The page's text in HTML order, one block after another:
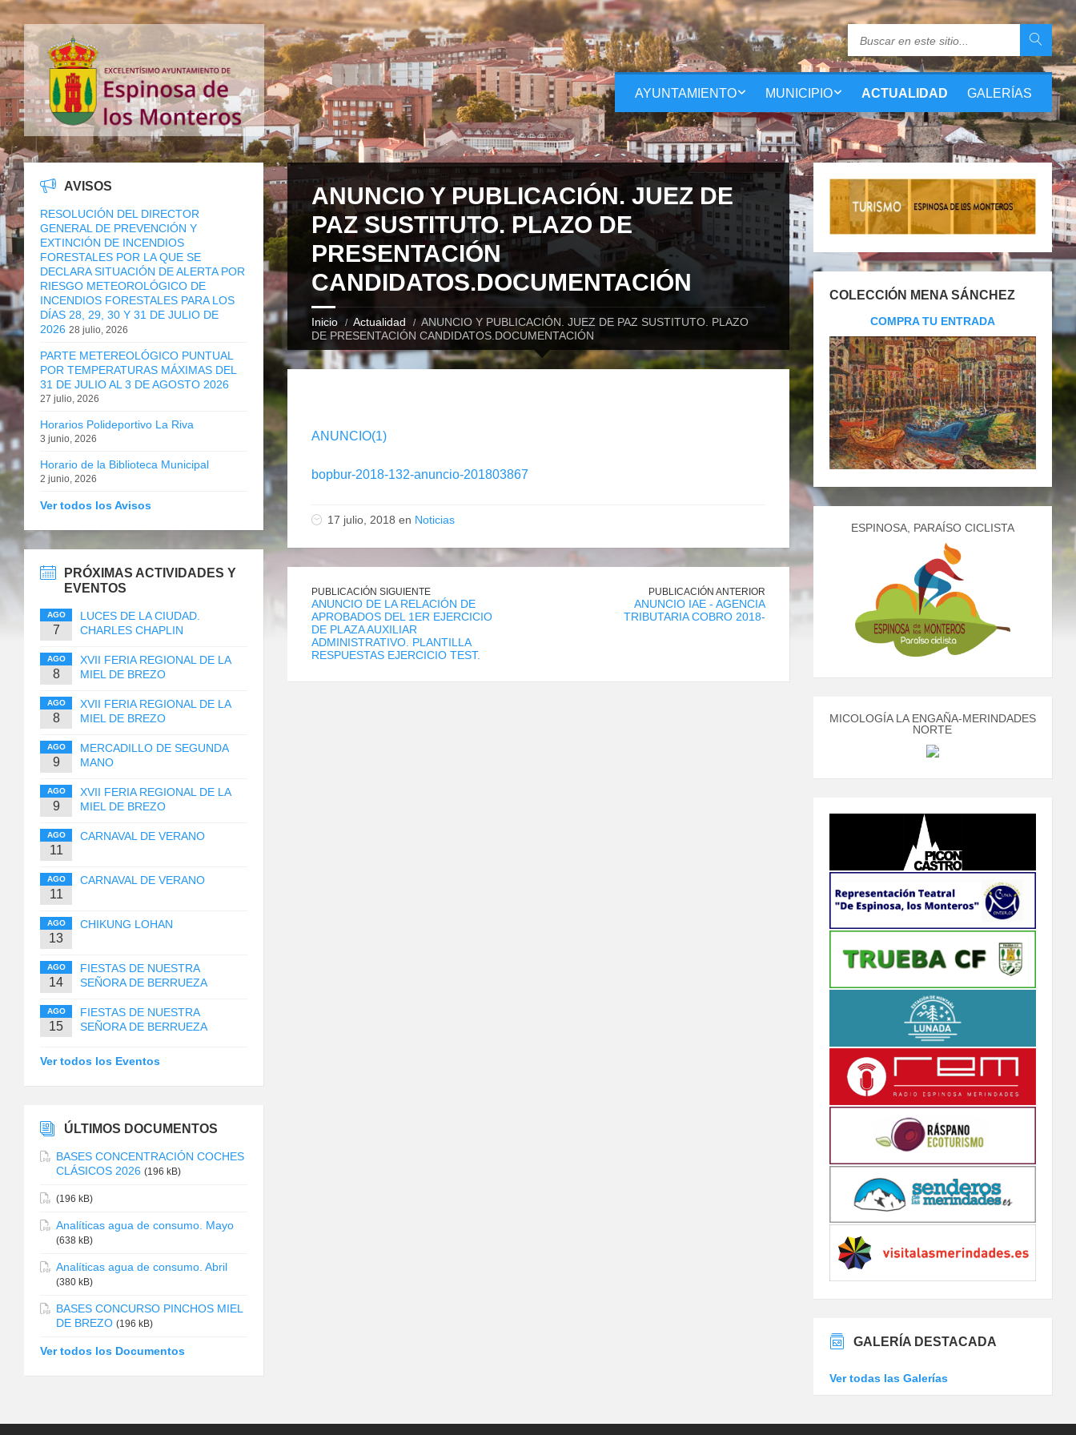
AYUNTAMIENTO MUNICIPIO ACTUALIDAD GALERÍAS
ANUNCIO Y PUBLICACIÓN. JUEZ DE
PAZ SUSTITUTO. PLAZO DE
PRESENTACIÓN
CANDIDATOS.DOCUMENTACIÓN
Inicio Actualidad
ANUNCIO Y PUBLICACIÓN. JUEZ DE PAZ SUSTITUTO. PLAZO
DE PRESENTACIÓN CANDIDATOS.DOCUMENTACIÓN
ANUNCIO(1)
bopbur-2018-132-anuncio-201803867
17 julio, 2018 en Noticias
PUBLICACIÓN SIGUIENTE
ANUNCIO DE LA RELACIÓN DE
APROBADOS DEL 1ER EJERCICIO
DE PLAZA AUXILIAR
ADMINISTRATIVO. PLANTILLA
RESPUESTAS EJERCICIO TEST.
PUBLICACIÓN ANTERIOR
ANUNCIO IAE - AGENCIA
TRIBUTARIA COBRO 2018-
AVISOS
RESOLUCIÓN DEL DIRECTOR
GENERAL DE PREVENCIÓN Y
EXTINCIÓN DE INCENDIOS
FORESTALES POR LA QUE SE
DECLARA SITUACIÓN DE ALERTA POR
RIESGO METEOROLÓGICO DE
INCENDIOS FORESTALES PARA LOS
DÍAS 28, 29, 30 Y 31 DE JULIO DE
2026 28 julio, 2026
PARTE METEREOLÓGICO PUNTUAL
POR TEMPERATURAS MÁXIMAS DEL
31 DE JULIO AL 3 DE AGOSTO 2026
27 julio, 2026
Horarios Polideportivo La Riva
3 junio, 2026
Horario de la Biblioteca Municipal
2 junio, 2026
Ver todos los Avisos
PRÓXIMAS ACTIVIDADES Y
EVENTOS
AGO
7
LUCES DE LA CIUDAD.
CHARLES CHAPLIN
AGO
8
XVII FERIA REGIONAL DE LA
MIEL DE BREZO
AGO
8
XVII FERIA REGIONAL DE LA
MIEL DE BREZO
AGO
9
MERCADILLO DE SEGUNDA
MANO
AGO
9
XVII FERIA REGIONAL DE LA
MIEL DE BREZO
AGO
11
CARNAVAL DE VERANO
AGO
11
CARNAVAL DE VERANO
AGO
13
CHIKUNG LOHAN
AGO
14
FIESTAS DE NUESTRA
SEÑORA DE BERRUEZA
AGO
15
FIESTAS DE NUESTRA
SEÑORA DE BERRUEZA
Ver todos los Eventos
ÚLTIMOS DOCUMENTOS
BASES CONCENTRACIÓN COCHES
CLÁSICOS 2026 (196 kB)
(196 kB)
Analíticas agua de consumo. Mayo
(638 kB)
Analíticas agua de consumo. Abril
(380 kB)
BASES CONCURSO PINCHOS MIEL
DE BREZO (196 kB)
Ver todos los Documentos
COLECCIÓN MENA SÁNCHEZ
COMPRA TU ENTRADA
ESPINOSA, PARAÍSO CICLISTA
MICOLOGÍA LA ENGAÑA-MERINDADES
NORTE
GALERÍA DESTACADA
Ver todas las Galerías